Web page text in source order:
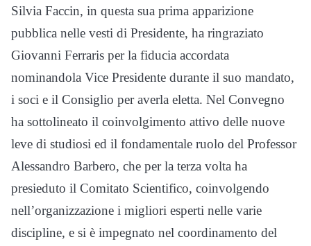
Silvia Faccin, in questa sua prima apparizione
pubblica nelle vesti di Presidente, ha ringraziato
Giovanni Ferraris per la fiducia accordata
nominandola Vice Presidente durante il suo mandato,
i soci e il Consiglio per averla eletta. Nel Convegno
ha sottolineato il coinvolgimento attivo delle nuove
leve di studiosi ed il fondamentale ruolo del Professor
Alessandro Barbero, che per la terza volta ha
presieduto il Comitato Scientifico, coinvolgendo
nell’organizzazione i migliori esperti nelle varie
discipline, e si è impegnato nel coordinamento del